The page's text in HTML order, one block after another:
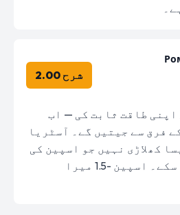
شرح 2.00
اپنی طاقت ثابت کی — اب
میں 2 گول کے فرق سے جیتیں گے۔ آسٹریا
کھلاڑی نہیں جو اسپین کی
مضبوط دفاع کو توڑ سکے۔ اسپین -1.5 میرا